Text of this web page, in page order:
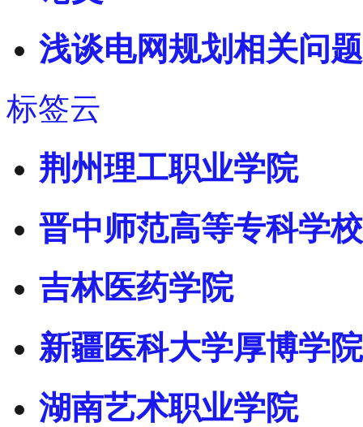
浅谈电网规划相关问
标签云
荆州理工职业学院
晋中师范高等专科学校
吉林医药学院
新疆医科大学厚博学院
湖南艺术职业学院